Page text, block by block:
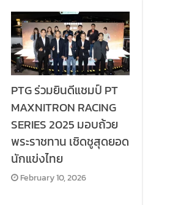
PTG ร่วมยินดีแชมป์ PT
MAXNITRON RACING
SERIES 2025 มอบถ้วย
พระราชทาน เชิดชูสุดยอด
นักแข่งไทย
February 10, 2026